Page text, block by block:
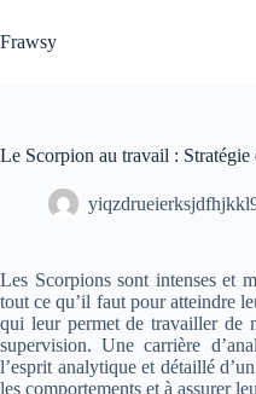
au
contenu
Frawsy
Le Scorpion au travail : Stratégie
Les Scorpions sont intenses et
tout ce qu’il faut pour atteindre
qui leur permet de travailler de
supervision. Une carrière
l’esprit analytique et détaillé
les comportements et à assurer